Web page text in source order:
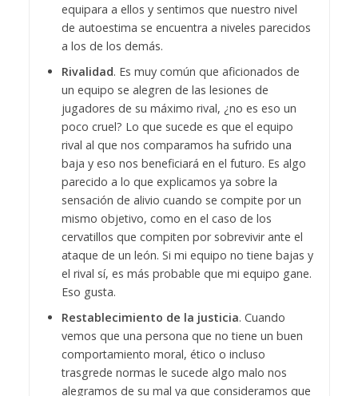
equipara a ellos y sentimos que nuestro nivel
de autoestima se encuentra a niveles parecidos
a los de los demás.
Rivalidad. Es muy común que aficionados de
un equipo se alegren de las lesiones de
jugadores de su máximo rival, ¿no es eso un
poco cruel? Lo que sucede es que el equipo
rival al que nos comparamos ha sufrido una
baja y eso nos beneficiará en el futuro. Es algo
parecido a lo que explicamos ya sobre la
sensación de alivio cuando se compite por un
mismo objetivo, como en el caso de los
cervatillos que compiten por sobrevivir ante el
ataque de un león. Si mi equipo no tiene bajas y
el rival sí, es más probable que mi equipo gane.
Eso gusta.
Restablecimiento de la justicia. Cuando
vemos que una persona que no tiene un buen
comportamiento moral, ético o incluso
trasgrede normas le sucede algo malo nos
alegramos de su mal ya que consideramos que